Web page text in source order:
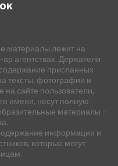
материалы лежит на
ар агентствах. Держатели
содержание присланных
тексты, фотографии и
сайте пользователи,
имени, несут полную
материалы –
информации и
которые могут